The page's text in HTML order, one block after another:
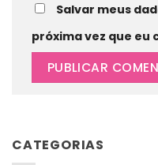
Salvar meus
próxima vez que eu
CATEGORIAS